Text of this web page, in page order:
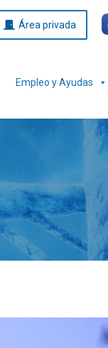
Área privada
Empleo y Ayudas